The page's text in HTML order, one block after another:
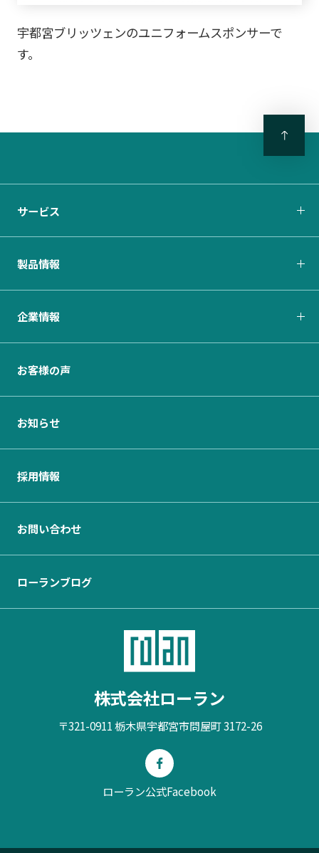
宇都宮ブリッツェンのユニフォームスポンサーで
す。
サービス
製品情報
企業情報
お客様の声
お知らせ
採用情報
お問い合わせ
ローランブログ
株式会社ローラン
〒321-0911 栃木県宇都宮市問屋町 3172-26
ローラン公式Facebook